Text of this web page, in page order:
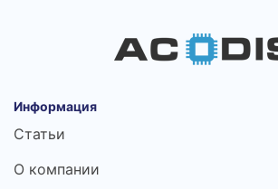
Информация
Статьи
О компании